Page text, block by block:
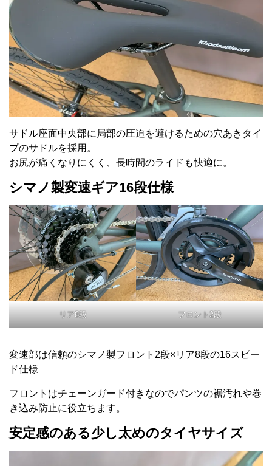
サドル座面中央部に局部の圧迫を避けるための穴あきタイ
プのサドルを採用。
お尻が痛くなりにくく、長時間のライドも快適に。
シマノ製変速ギア16段仕様
リア8段 フロント2段
変速部は信頼のシマノ製フロント2段×リア8段の16スピー
ド仕様
フロントはチェーンガード付きなのでパンツの裾汚れや巻
き込み防止に役立ちます。
安定感のある少し太めのタイヤサイズ